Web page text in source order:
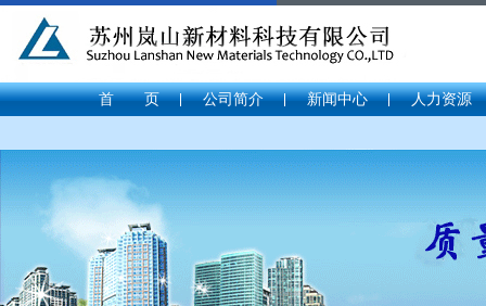
首 页 公司简介 新闻中心 人力资源